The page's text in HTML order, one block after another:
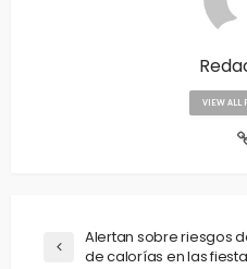
VIEW ALL
Alertan sobre riesgos
de calorías en las